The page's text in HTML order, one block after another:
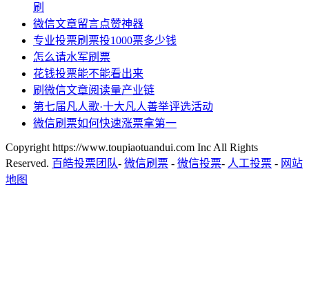
刷
微信文章留言点赞神器
专业投票刷票投1000票多少钱
怎么请水军刷票
花钱投票能不能看出来
刷微信文章阅读量产业链
第七届凡人歌·十大凡人善举评选活动
微信刷票如何快速涨票拿第一
Copyright https://www.toupiaotuandui.com Inc All Rights
Reserved. 百皓投票团队- 微信刷票 - 微信投票- 人工投票 - 网站
地图